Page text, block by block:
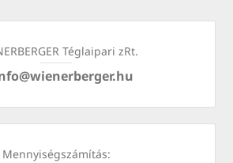
Téglaipari zRt.
Mennyiségszámítás: